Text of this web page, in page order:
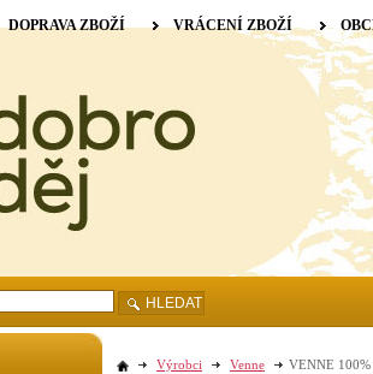
Výrobci Venne VENNE
DOPRAVA ZBOŽÍ VRÁCENÍ ZBOŽÍ
HLEDAT